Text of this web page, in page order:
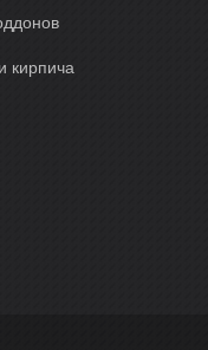
кирпича